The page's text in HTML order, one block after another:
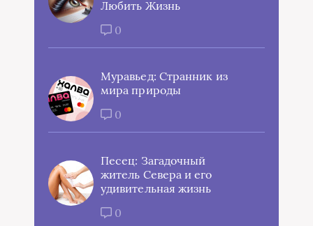
Любить Жизнь
0
Муравьед: Странник из
мира природы
0
Песец: Загадочный
житель Севера и его
удивительная жизнь
0